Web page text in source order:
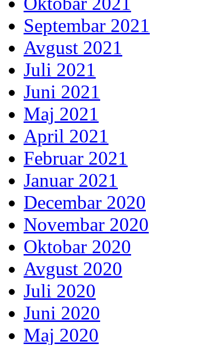
Septembar 2021
Avgust 2021
Juli 2021
Juni 2021
Maj 2021
April 2021
Februar 2021
Januar 2021
Decembar 2020
Novembar 2020
Oktobar 2020
Avgust 2020
Juli 2020
Juni 2020
Maj 2020